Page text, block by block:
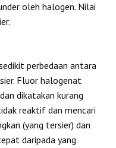
oleh halogen. Nilai
perbedaan antara
Fluor halogenat
dikatakan kurang
reaktif dan mencari
(yang tersier) dan
daripada yang